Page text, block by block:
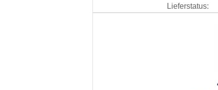
Lieferstatus: